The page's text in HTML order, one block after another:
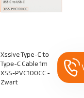
Xssive Type-C to
Type-C Cable 1m
XSS-PVC100CC -
Zwart